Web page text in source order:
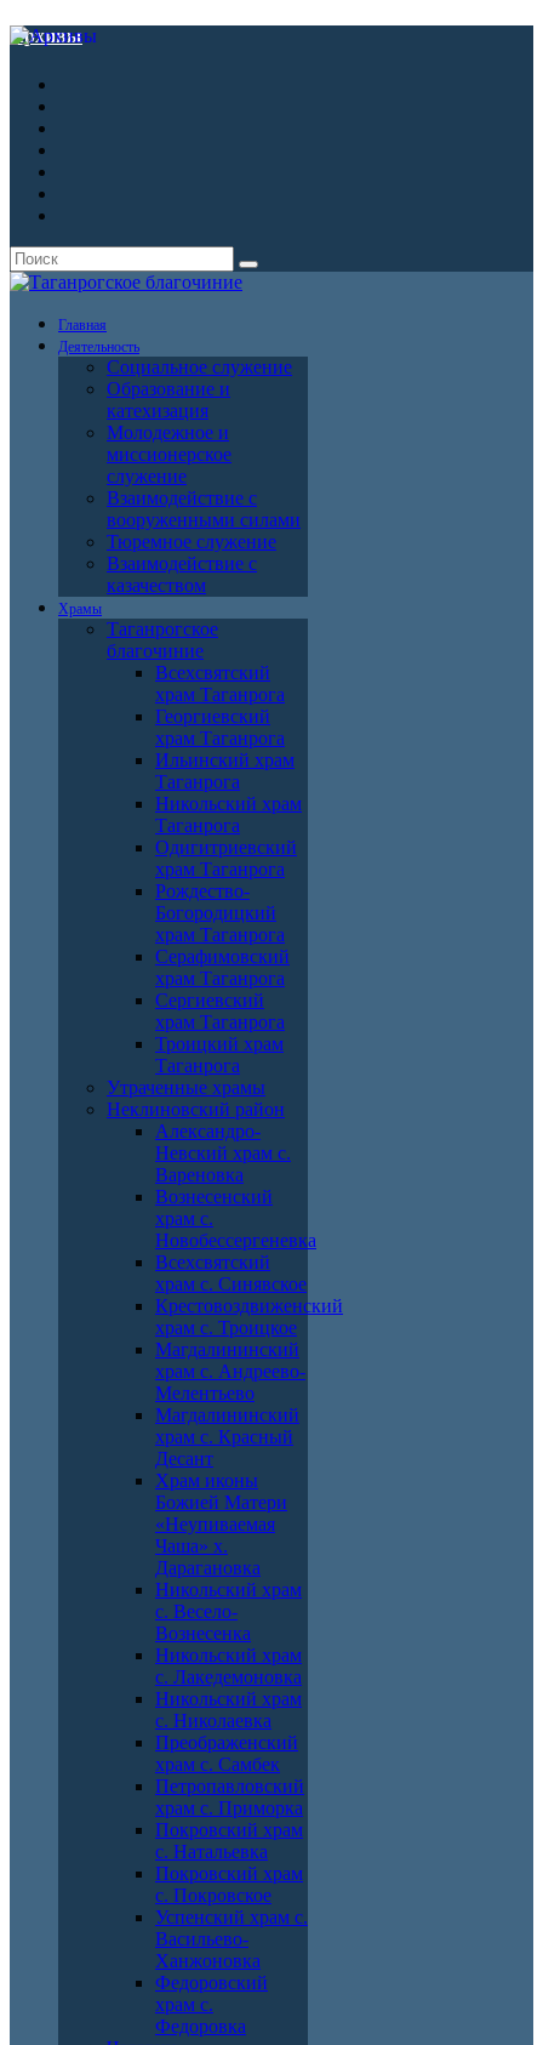
Архивы
Главная
Деятельность
Социальное служение
Образование и
катехизация
Молодежное и
миссионерское
служение
Взаимодействие с
вооруженными силами
Тюремное служение
Взаимодействие с
казачеством
Храмы
Таганрогское
благочиние
Всехсвятский
храм Таганрога
Георгиевский
храм Таганрога
Ильинский храм
Таганрога
Никольский храм
Таганрога
Одигитриевский
храм Таганрога
Рождество-
Богородицкий
храм Таганрога
Серафимовский
храм Таганрога
Сергиевский
храм Таганрога
Троицкий храм
Таганрога
Утраченные храмы
Неклиновский район
Александро-
Невский храм с.
Вареновка
Вознесенский
храм с.
Новобессергеневка
Всехсвятский
храм с. Синявское
Крестовоздвиженский
храм с. Троицкое
Магдалининский
храм с. Андреево-
Мелентьево
Магдалининский
храм с. Красный
Десант
Храм иконы
Божией Матери
«Неупиваемая
Чаша» х.
Дарагановка
Никольский храм
с. Весело-
Вознесенка
Никольский храм
с. Лакедемоновка
Никольский храм
с. Николаевка
Преображенский
храм с. Самбек
Петропавловский
храм с. Приморка
Покровский храм
с. Натальевка
Покровский храм
с. Покровское
Успенский храм с.
Васильево-
Ханжоновка
Федоровский
храм с.
Федоровка